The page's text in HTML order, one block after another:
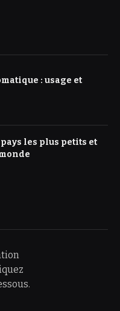
: usage et
les plus petits et